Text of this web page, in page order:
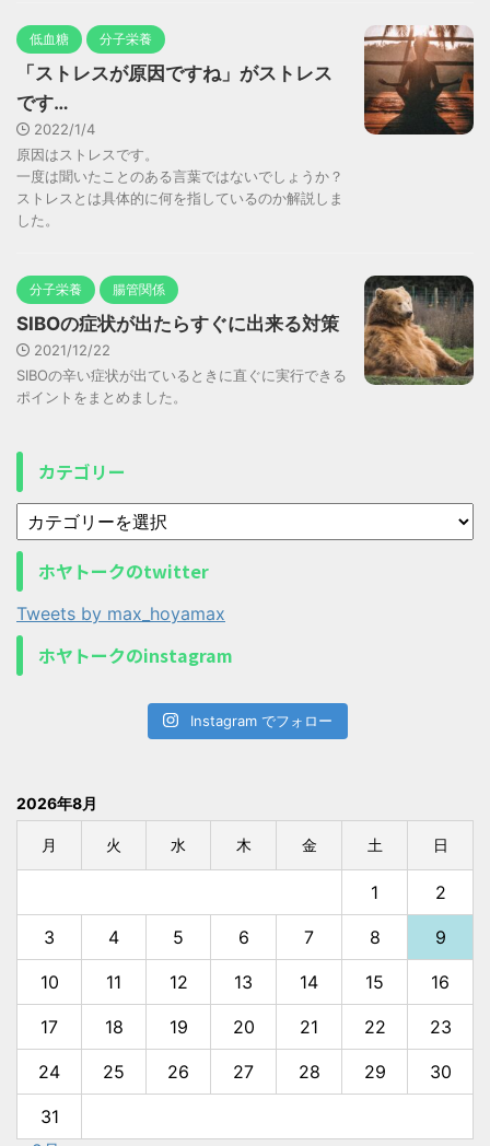
低血糖 分子栄養
「ストレスが原因ですね」がストレス
です…
2022/1/4
原因はストレスです。
一度は聞いたことのある言葉ではないでしょうか？
ストレスとは具体的に何を指しているのか解説しま
した。
分子栄養 腸管関係
SIBOの症状が出たらすぐに出来る対策
2021/12/22
SIBOの辛い症状が出ているときに直ぐに実行できる
ポイントをまとめました。
カテゴリー
ホヤトークのtwitter
Tweets by max_hoyamax
ホヤトークのinstagram
Instagram でフォロー
2026年8月
月 火 水 木 金 土 日
1 2
3 4 5 6 7 8 9
10 11 12 13 14 15 16
17 18 19 20 21 22 23
24 25 26 27 28 29 30
31